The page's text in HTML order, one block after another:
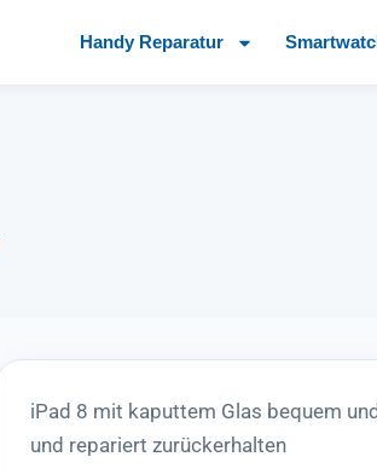
Handy Reparatur
iPad 8 mit kaputtem Glas bequem
und repariert zurückerhalten